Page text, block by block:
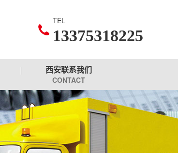
TEL
13375318225
西安联系我们
CONTACT